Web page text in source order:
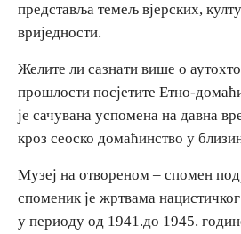
представља темељ вјерских,
вриједности.
Желите ли сазнати више о
прошлости посјетите Етно-
је сачувана успомена на давна
кроз сеоско домаћинство у
Музеј на отвореном – спомен
споменик је жртвама
у периоду од 1941.до 1945.